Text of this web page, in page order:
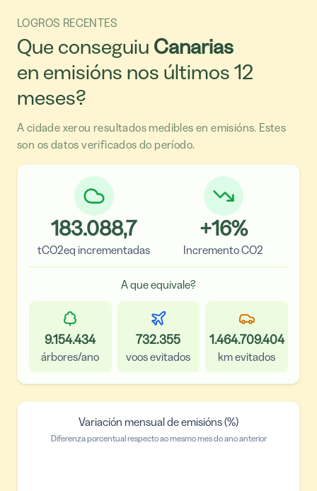
LOGROS RECENTES
Que conseguiu Canarias
en emisións nos últimos 12
meses?
A cidade xerou resultados medibles en emisións. Estes
son os datos verificados do período.
183.088,7
tCO2eq incrementadas
+16%
Incremento CO2
A que equivale?
9.154.434
árbores/ano
732.355
voos evitados
1.464.709.404
km evitados
Variación mensual de emisións (%)
Diferenza porcentual respecto ao mesmo mes do ano anterior